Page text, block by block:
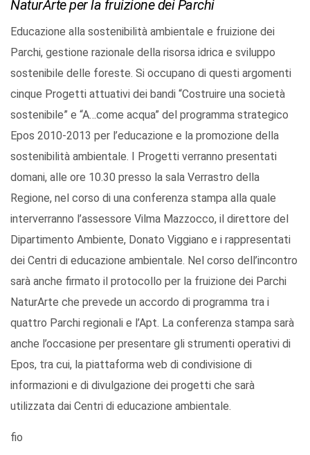
NaturArte per la fruizione dei Parchi
Educazione alla sostenibilità ambientale e fruizione dei
Parchi, gestione razionale della risorsa idrica e sviluppo
sostenibile delle foreste. Si occupano di questi argomenti
cinque Progetti attuativi dei bandi “Costruire una società
sostenibile” e “A…come acqua” del programma strategico
Epos 2010-2013 per l’educazione e la promozione della
sostenibilità ambientale. I Progetti verranno presentati
domani, alle ore 10.30 presso la sala Verrastro della
Regione, nel corso di una conferenza stampa alla quale
interverranno l’assessore Vilma Mazzocco, il direttore del
Dipartimento Ambiente, Donato Viggiano e i rappresentati
dei Centri di educazione ambientale. Nel corso dell’incontro
sarà anche firmato il protocollo per la fruizione dei Parchi
NaturArte che prevede un accordo di programma tra i
quattro Parchi regionali e l’Apt. La conferenza stampa sarà
anche l’occasione per presentare gli strumenti operativi di
Epos, tra cui, la piattaforma web di condivisione di
informazioni e di divulgazione dei progetti che sarà
utilizzata dai Centri di educazione ambientale.
fio